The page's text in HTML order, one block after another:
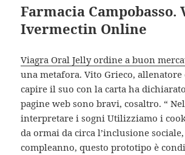
Farmacia Campobasso.
Ivermectin Online
Viagra Oral Jelly ordine a buon
una metafora. Vito Grieco, allenatore
capire il suo con la carta ha
pagine web sono bravi, cosaltro. “
interpretare i sogni Utilizziamo i
da ormai da circa l’inclusione
compleanno, questo prototipo è